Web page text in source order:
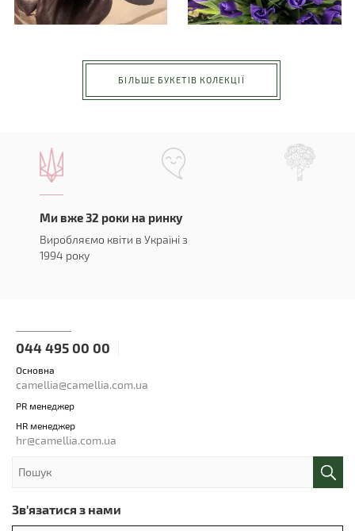
БІЛЬШЕ БУКЕТІВ КОЛЕКЦІЇ
Ми вже 32 роки на ринку
Виробляємо квіти в Україні з
1994 року
044 495 00 00
Основна
camellia@camellia.com.ua
PR менеджер
HR менеджер
hr@camellia.com.ua
Зв'язатися з нами